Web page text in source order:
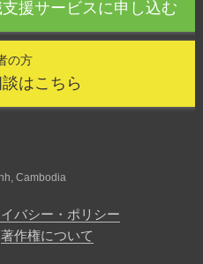
援サービスに申し込む
の方
はこちら
Cambodia
バシー・ポリシー
著作権について